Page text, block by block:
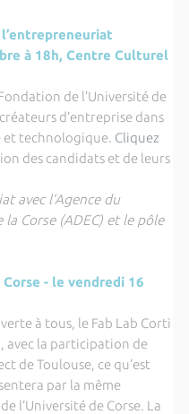
à 18h, Centre Culturel
de l’Université de
d’entreprise dans
et technologique. Cliquez
des candidats et de leurs
avec l’Agence du
Corse (ADEC) et le pôle
- le vendredi 16
à tous, le Fab Lab Corti
avec la participation de
de Toulouse, ce qu’est
par la même
l’Université de Corse. La